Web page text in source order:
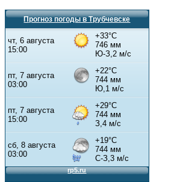
Прогноз погоды в Трубчевске